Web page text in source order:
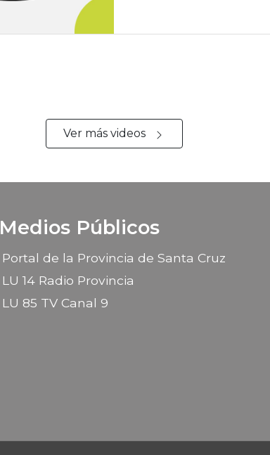
Ver más videos
Medios Públicos
Portal de la Provincia de Santa Cruz
LU 14 Radio Provincia
LU 85 TV Canal 9